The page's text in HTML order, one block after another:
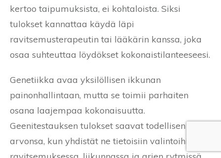
kertoo taipumuksista, ei kohtaloista. Siksi
tulokset kannattaa käydä läpi
ravitsemusterapeutin tai lääkärin kanssa, joka
osaa suhteuttaa löydökset kokonaistilanteeseesi.
Genetiikka avaa yksilöllisen ikkunan
painonhallintaan, mutta se toimii parhaiten
osana laajempaa kokonaisuutta.
Geenitestauksen tulokset saavat todellisen
arvonsa, kun yhdistät ne tietoisiin valintoihin